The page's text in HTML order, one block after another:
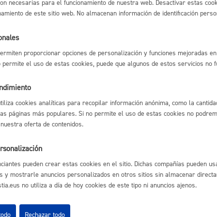
Espacio
Perfil del
Sede electrónica
Mapas -
necesarias para el funcionamiento de nuestra web. Desactivar estas
de este sitio web. No almacenan información de identificación
proporcionar opciones de personalización y funciones mejoradas
permite el uso de estas cookies, puede que algunos de estos servicios no
cookies analíticas para recopilar información anónima, como la
páginas más populares. Si no permite el uso de estas cookies no
oferta de contenidos.
pueden crear estas cookies en el sitio. Dichas compañías pueden
y mostrarle anuncios personalizados en otros sitios sin almacenar
no utiliza a día de hoy cookies de este tipo ni anuncios ajenos.
Rechazar todo